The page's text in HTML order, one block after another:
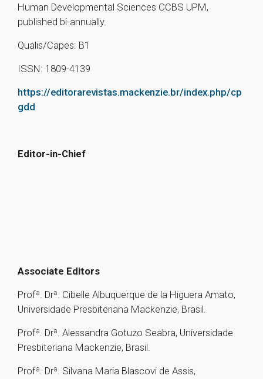
Human Developmental Sciences CCBS UPM,
published bi-annually.
Qualis/Capes: B1
ISSN: 1809-4139
https://editorarevistas.mackenzie.br/index.php/cp
gdd
Editor-in-Chief
Associate Editors
Profª. Drª. Cibelle Albuquerque de la Higuera Amato,
Universidade Presbiteriana Mackenzie, Brasil.
Profª. Drª. Alessandra Gotuzo Seabra, Universidade
Presbiteriana Mackenzie, Brasil.
Profª. Drª. Silvana Maria Blascovi de Assis,